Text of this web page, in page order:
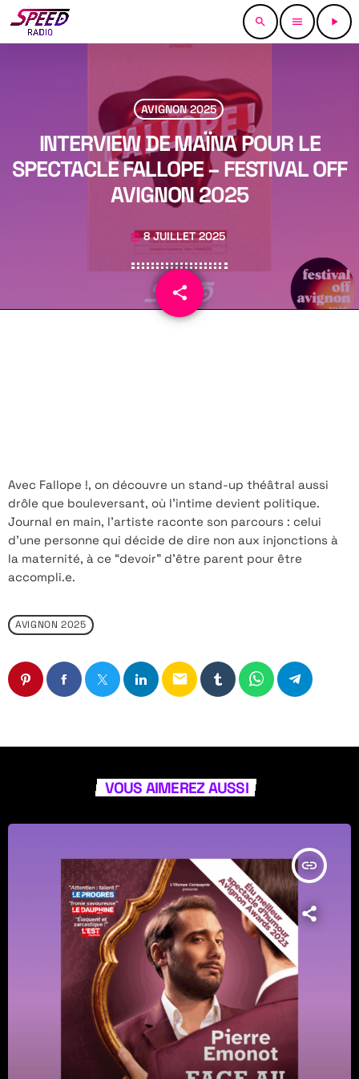
search menu play_arrow
AVIGNON 2025
INTERVIEW DE MAÏNA POUR LE
SPECTACLE FALLOPE – FESTIVAL OFF
AVIGNON 2025
today 8 JUILLET 2025
share
email
Avec Fallope !, on découvre un stand-up théâtral aussi
drôle que bouleversant, où l’intime devient politique.
Journal en main, l’artiste raconte son parcours : celui
d’une personne qui décide de dire non aux injonctions à
la maternité, à ce “devoir” d’être parent pour être
accompli.e.
AVIGNON 2025
email
VOUS AIMEREZ AUSSI
insert_link